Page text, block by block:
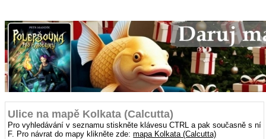
Ulice na mapě Kolkata (Calcutta)
Pro vyhledávání v seznamu stiskněte klávesu CTRL a pak současně s ní
F. Pro návrat do mapy klikněte zde:mapa Kolkata (Calcutta)